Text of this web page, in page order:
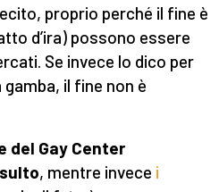
proprio perché il fine è
d’ira) possono essere
Se invece lo dico per
il fine non è
del Gay Center
, mentre invece i